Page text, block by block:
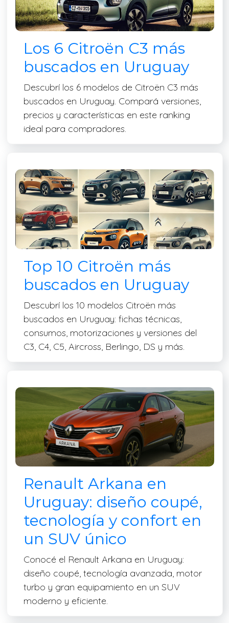
Los 6 Citroën C3 más
buscados en Uruguay
Descubrí los 6 modelos de Citroën C3 más
buscados en Uruguay. Compará versiones,
precios y características en este ranking
ideal para compradores.
Top 10 Citroën más
buscados en Uruguay
Descubrí los 10 modelos Citroën más
buscados en Uruguay: fichas técnicas,
consumos, motorizaciones y versiones del
C3, C4, C5, Aircross, Berlingo, DS y más.
Renault Arkana en
Uruguay: diseño coupé,
tecnología y confort en
un SUV único
Conocé el Renault Arkana en Uruguay:
diseño coupé, tecnología avanzada, motor
turbo y gran equipamiento en un SUV
moderno y eficiente.